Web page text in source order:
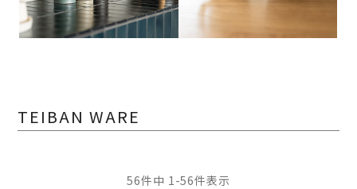
TEIBAN WARE
56件中 1 -56件表示